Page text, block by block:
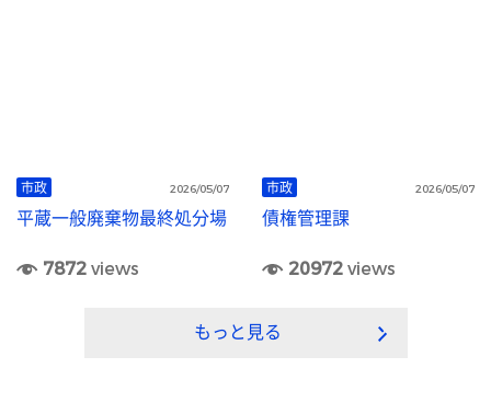
市政 2026/05/07
平蔵一般廃棄物最終処分場
7872views
市政 2026/05/07
債権管理課
20972views
もっと見る